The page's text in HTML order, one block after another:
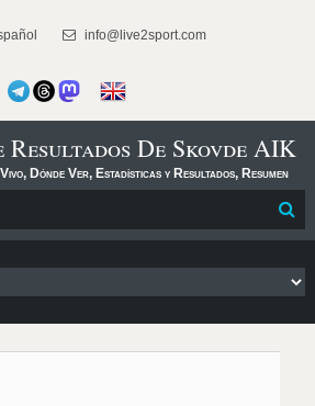
info@live2sport.com
Resultados De Skovde AIK
Dónde Ver, Estadísticas y Resultados, Resumen